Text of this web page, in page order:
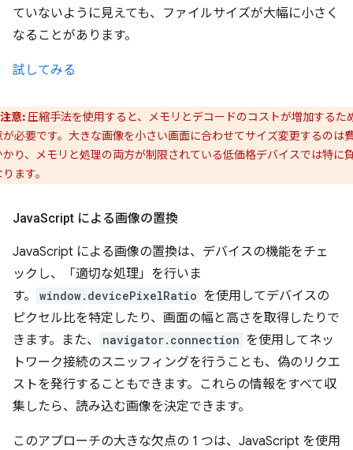
ていないように見えても、ファイルサイズが大幅に小さく
なることがあります。
試してみる
注意: 圧縮手法を使用すると、メモリとデコードのコストが増加するた
が必要です。大きな画像を小さい画面に合わせてサイズ変更するのは
かり、メモリと処理の両方が制限されている低価格デバイスでは特に
ます。
JavaScript による画像の置換
JavaScript による画像の置換は、デバイスの機能をチェ
ックし、「適切な処理」を行いま
す。
window.devicePixelRatio を使用してデバイスの
ピクセル比を特定したり、画面の幅と高さを取得したりで
きます。また、
navigator.connection を使用してネッ
トワーク接続のスニッフィングを行うことも、偽のリクエ
ストを発行することもできます。これらの情報をすべて収
集したら、読み込む画像を決定できます。
このアプローチの大きな欠点の 1 つは、JavaScript を使用